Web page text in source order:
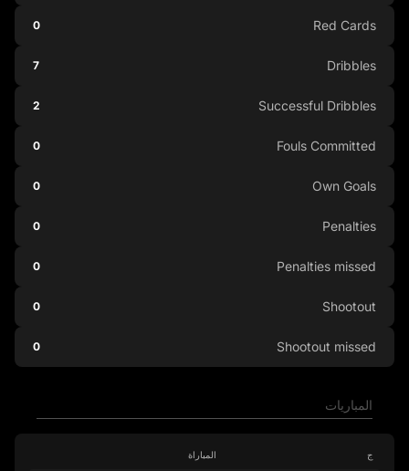
المباريات
ج المباراة
Red Cards
0
Dribbles
7
Successful Dribbles
2
Fouls Committed
0
Own Goals
0
Penalties
0
Penalties missed
0
Shootout
0
Shootout missed
0